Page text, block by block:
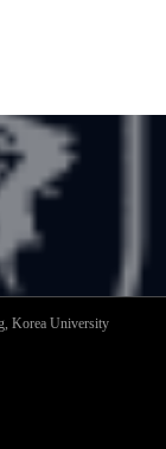
Korea University